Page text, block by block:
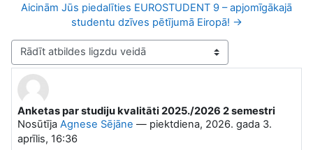
Aicinām Jūs piedalīties EUROSTUDENT 9 – apjomīgākajā
studentu dzīves pētījumā Eiropā! →
Rādīšanas režīms
Anketas par studiju kvalitāti 2025./2026 2 semestri
Nosūtīja Agnese Sējāne — piektdiena, 2026. gada 3.
aprīlis, 16:36
Atbilžu skaits: 0